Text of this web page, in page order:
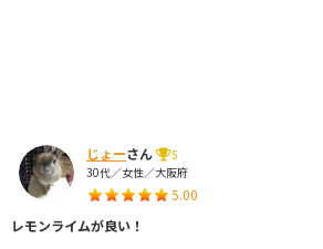
じょーさん
5
30代／女性／大阪府
5.00
レモンライムが良い！